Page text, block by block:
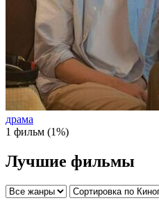
драма
1 фильм (1%)
Лучшие фильмы